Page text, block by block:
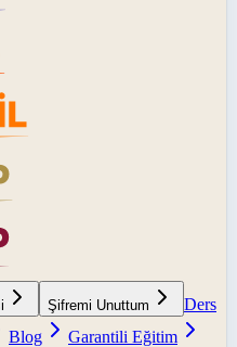
Şifremi Unuttum
Ders
Blog
Garantili Eğitim